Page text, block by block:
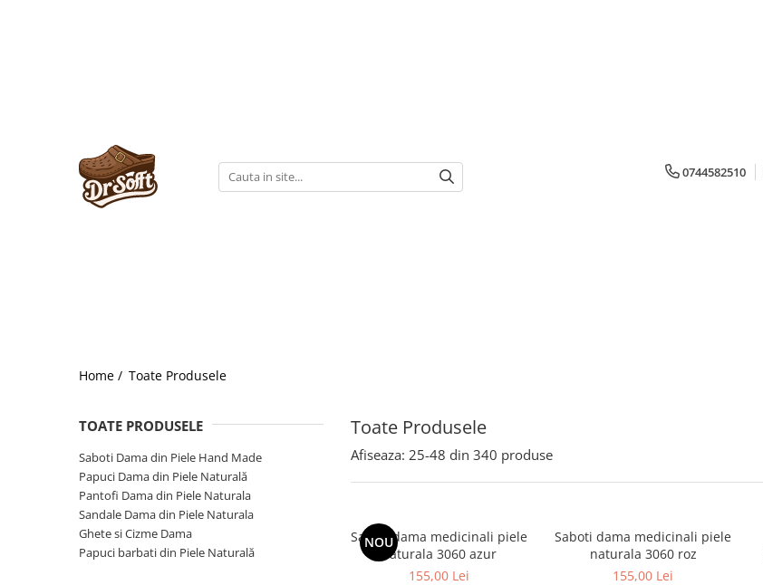
0744582510
Home / Toate Produsele
Toate Produsele
TOATE PRODUSELE
Saboti Dama din Piele Hand Made
Papuci Dama din Piele Naturală
Pantofi Dama din Piele Naturala
Sandale Dama din Piele Naturala
Ghete si Cizme Dama
Papuci barbati din Piele Naturală
Afiseaza: 25-48 din 340 produse
NOU
Saboti dama medicinali piele
naturala 3060 azur
155,00 Lei
Saboti dama medicinali piele
naturala 3060 roz
155,00 Lei